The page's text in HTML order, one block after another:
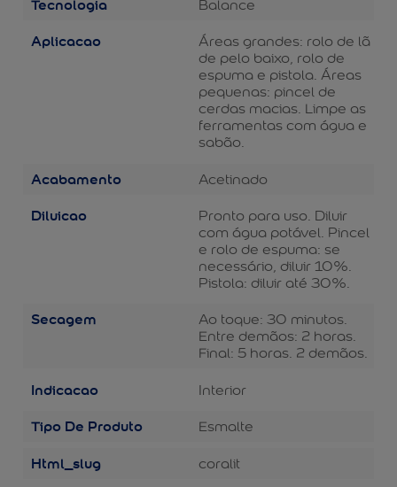
Balance
Aplicacao
Áreas grandes: rolo de lã
de pelo baixo, rolo de
espuma e pistola. Áreas
pequenas: pincel de
cerdas macias. Limpe as
ferramentas com água e
sabão.
Acabamento Acetinado
Diluicao
Pronto para uso. Diluir
com água potável. Pincel
e rolo de espuma: se
necessário, diluir 10%.
Pistola: diluir até 30%.
Secagem
Ao toque: 30 minutos.
Entre demãos: 2 horas.
Final: 5 horas. 2 demãos.
Indicacao Interior
Tipo De Produto Esmalte
Html_slug coralit